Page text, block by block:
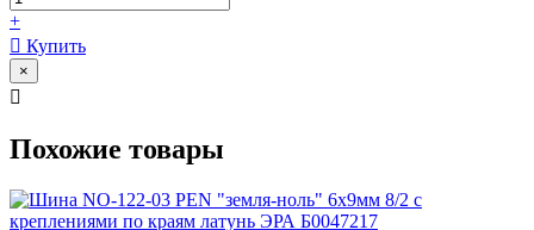
+
Купить
×
Похожие товары